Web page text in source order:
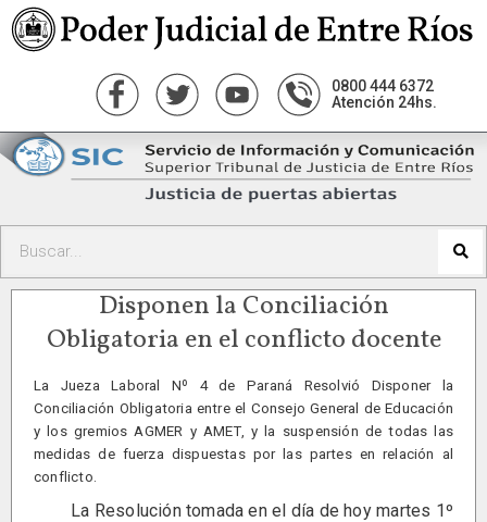
0800 444 6372
Atención 24hs.
Disponen la Conciliación
Obligatoria en el conflicto docente
La Jueza Laboral Nº 4 de Paraná Resolvió Disponer la
Conciliación Obligatoria entre el Consejo General de Educación
y los gremios AGMER y AMET, y la suspensión de todas las
medidas de fuerza dispuestas por las partes en relación al
conflicto.
La Resolución tomada en el día de hoy martes 1º